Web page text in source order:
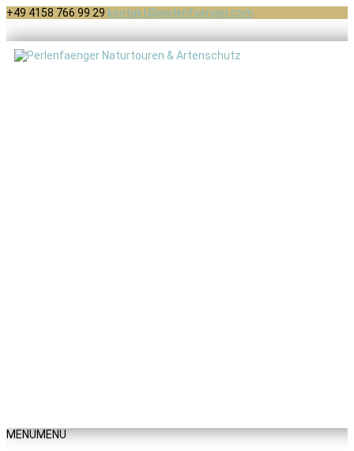
+49 4158 766 99 29 kontakt@perlenfaenger.com
MENUMENU